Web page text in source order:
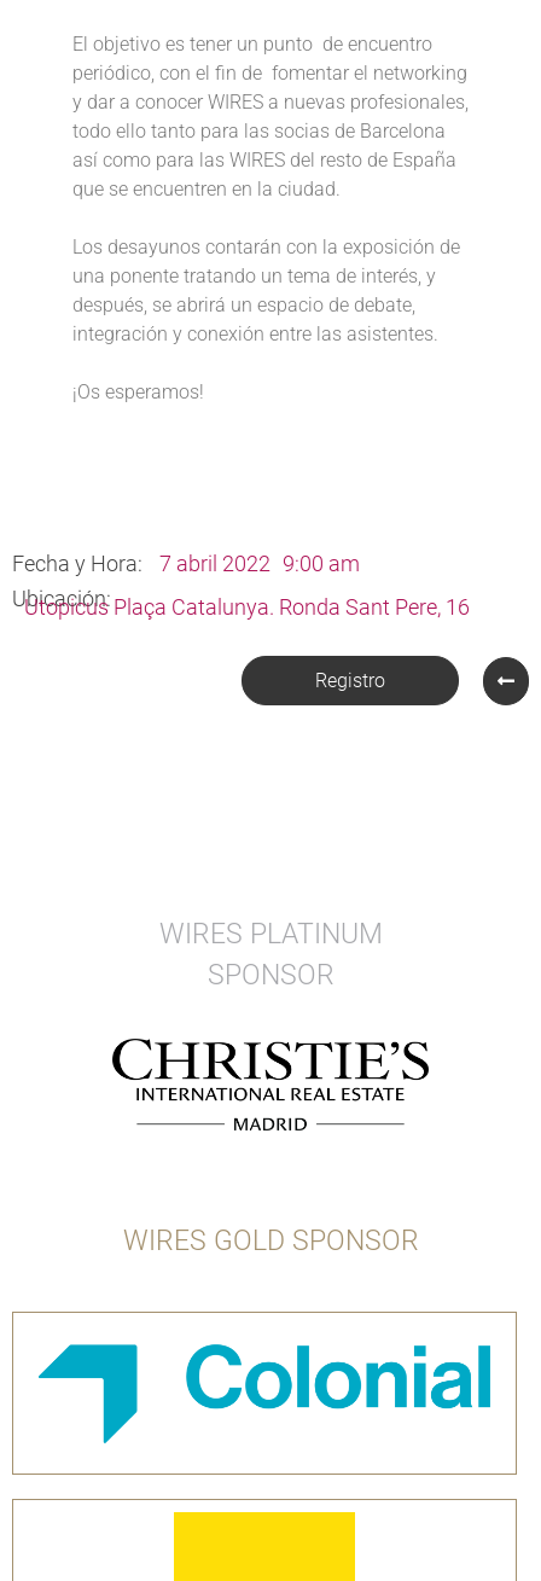
El objetivo es tener un punto de encuentro
periódico, con el fin de fomentar el networking
y dar a conocer WIRES a nuevas profesionales,
todo ello tanto para las socias de Barcelona
así como para las WIRES del resto de España
que se encuentren en la ciudad.
Los desayunos contarán con la exposición de
una ponente tratando un tema de interés, y
después, se abrirá un espacio de debate,
integración y conexión entre las asistentes.
¡Os esperamos!
Fecha y Hora: 7 abril 2022 9:00 am
Ubicación:
Utopicus Plaça Catalunya. Ronda Sant Pere, 16
Registro
WIRES PLATINUM
SPONSOR
WIRES GOLD SPONSOR